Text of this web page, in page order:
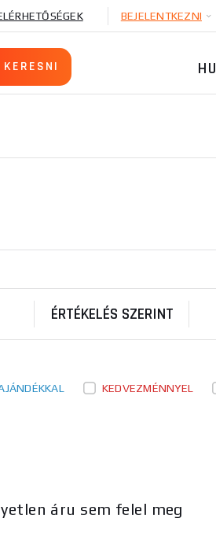
BEJELENTKEZNI
HU
ÉRTÉKELÉS SZERINT
KEDVEZMÉNNYEL
áru sem felel meg